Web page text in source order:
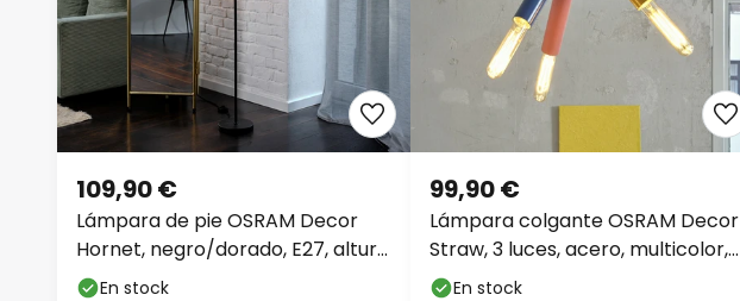
Lámpara de pie OSRAM Decor
Hornet, negro/dorado, E27, altura
175 cm
109,90 €
En stock
Lámpara colgante OSRAM Decor
Straw, 3 luces, acero, multicolor,
E27
99,90 €
En stock